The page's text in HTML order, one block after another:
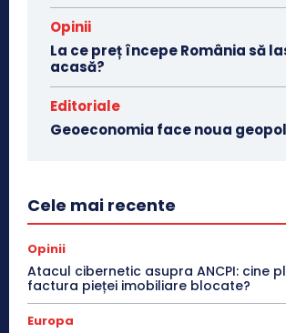
Opinii
La ce preț începe România să
acasă?
Editoriale
Geoeconomia face noua
Cele mai recente
Opinii
Atacul cibernetic asupra ANCPI: cine
factura pieței imobiliare blocate?
Europa